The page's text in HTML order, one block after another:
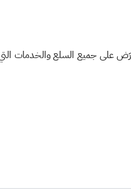
على جميع السلع والخدمات